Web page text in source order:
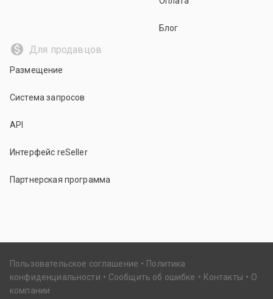
Блог
Для продавцов
Размещение
Система запросов
API
Интерфейс reSeller
Партнерская программа
Пользовательское соглашение
Политика
конфиденциальности
Сообщить об ошибке Контакты
О
компании